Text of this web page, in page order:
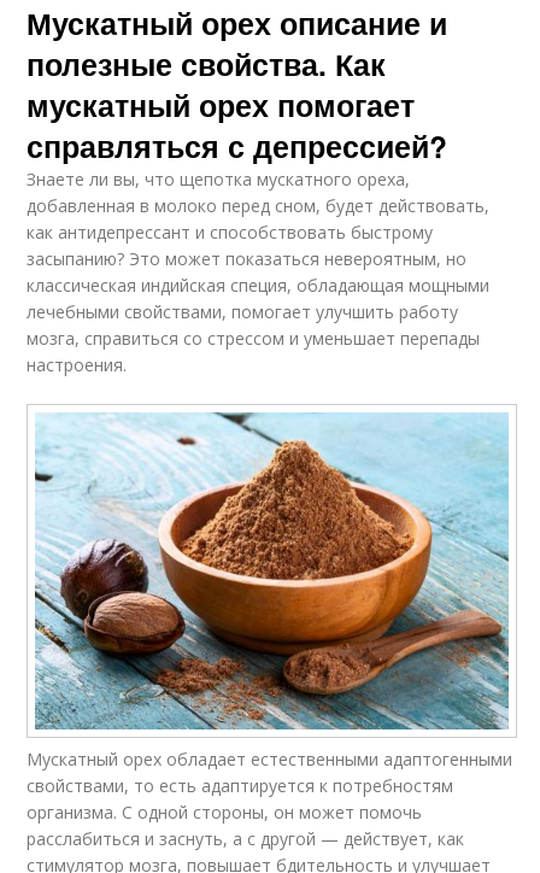
Мускатный орех описание и
полезные свойства. Как
мускатный орех помогает
справляться с депрессией?
Знаете ли вы, что щепотка мускатного ореха,
добавленная в молоко перед сном, будет действовать,
как антидепрессант и способствовать быстрому
засыпанию? Это может показаться невероятным, но
классическая индийская специя, обладающая мощными
лечебными свойствами, помогает улучшить работу
мозга, справиться со стрессом и уменьшает перепады
настроения.
Мускатный орех обладает естественными адаптогенными
свойствами, то есть адаптируется к потребностям
организма. С одной стороны, он может помочь
расслабиться и заснуть, а с другой — действует, как
стимулятор мозга, повышает бдительность и улучшает